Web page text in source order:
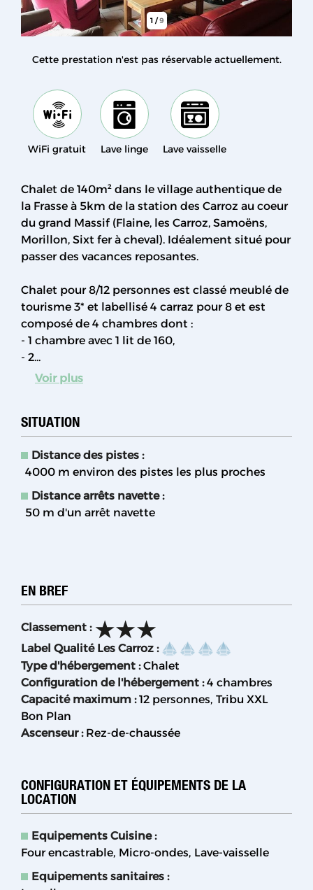
1/9
Cette prestation n'est pas réservable actuellement.
WiFi gratuit Lave linge Lave vaisselle
Chalet de 140m² dans le village authentique de
la Frasse à 5km de la station des Carroz au coeur
du grand Massif (Flaine, les Carroz, Samoëns,
Morillon, Sixt fer à cheval). Idéalement situé pour
passer des vacances reposantes.
Chalet pour 8/12 personnes est classé meublé de
tourisme 3* et labellisé 4 carraz pour 8 et est
composé de 4 chambres dont :
- 1 chambre avec 1 lit de 160,
- 2...
Voir plus
SITUATION
Distance des pistes :
4000 m environ des pistes les plus proches
Distance arrêts navette :
50 m d'un arrêt navette
EN BREF
Classement :
Label Qualité Les Carroz :
Type d'hébergement : Chalet
Configuration de l'hébergement : 4 chambres
Capacité maximum : 12 personnes Tribu XXL
Bon Plan
Ascenseur: Rez-de-chaussée
CONFIGURATION ET ÉQUIPEMENTS DE LA
LOCATION
Equipements Cuisine:
Four encastrable Micro-ondes Lave-vaisselle
Equipements sanitaires :